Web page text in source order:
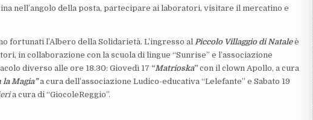
nell’angolo della posta, partecipare ai laboratori, visitare il mercatino e
fortunati l’Albero della Solidarietà. L’ingresso alPiccolo Villaggio di Natale è
in collaborazione con la scuola di lingue “Sunrise” e l’associazione
diverso alle ore 18.30: Giovedì 17 “Matrioska” con il clown Apollo, a cura
la Magia”a cura dell’associazione Ludico-educativa “Lelefante” e Sabato 19
a cura di “GiocoleReggio”.